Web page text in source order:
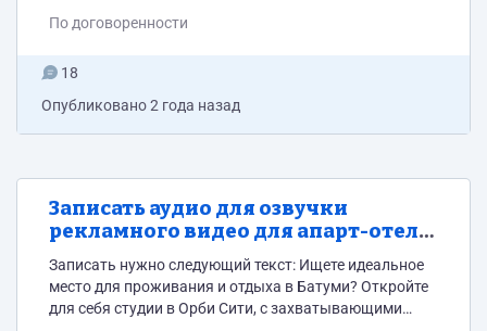
системы — экран...
По договоренности
18
Опубликовано2 года назад
Записать аудио для озвучки
рекламного видео для апарт-отеля
в Батуми
Записать нужно следующий текст: Ищете идеальное
место для проживания и отдыха в Батуми? Откройте
для себя студии в Орби Сити, с захватывающими